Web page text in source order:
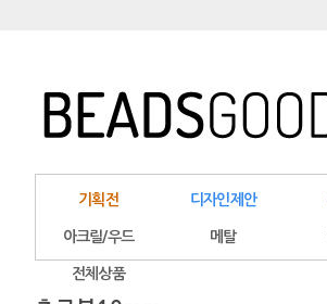
기획전 디자인제안
아크릴/우드 메탈
전체상품